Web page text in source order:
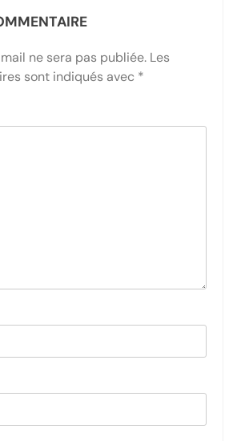
ne sera pas publiée. Les
sont indiqués avec *